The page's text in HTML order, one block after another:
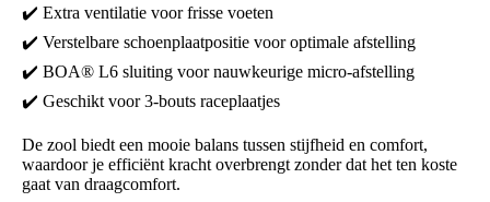
✔️ Extra ventilatie voor frisse voeten
✔️ Verstelbare schoenplaatpositie voor optimale afstelling
✔️ BOA® L6 sluiting voor nauwkeurige micro-afstelling
✔️ Geschikt voor 3-bouts raceplaatjes
De zool biedt een mooie balans tussen stijfheid en comfort,
waardoor je efficiënt kracht overbrengt zonder dat het ten koste
gaat van draagcomfort.